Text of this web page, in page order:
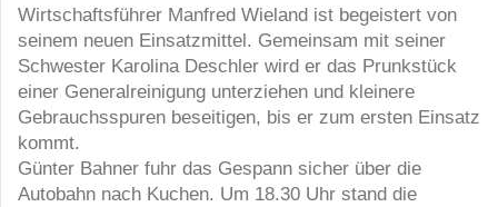
Wirtschaftsführer Manfred Wieland ist begeistert von
seinem neuen Einsatzmittel. Gemeinsam mit seiner
Schwester Karolina Deschler wird er das Prunkstück
einer Generalreinigung unterziehen und kleinere
Gebrauchsspuren beseitigen, bis er zum ersten Einsatz
kommt.
Günter Bahner fuhr das Gespann sicher über die
Autobahn nach Kuchen. Um 18.30 Uhr stand die